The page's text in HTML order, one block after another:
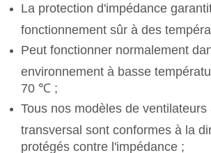
La protection d'impédance
fonctionnement sûr à des
Peut fonctionner normalement
environnement à basse
70 ℃ ;
Tous nos modèles de ventilateurs
transversal sont conformes à la
protégés contre l'impédance ;